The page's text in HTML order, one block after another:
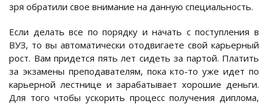
зря обратили свое внимание на данную специальность.
Если делать все по порядку и начать с поступления в
ВУЗ, то вы автоматически отодвигаете свой карьерный
рост. Вам придется пять лет сидеть за партой. Платить
за экзамены преподавателям, пока кто-то уже идет по
карьерной лестнице и зарабатывает хорошие деньги.
Для того чтобы ускорить процесс получения диплома,